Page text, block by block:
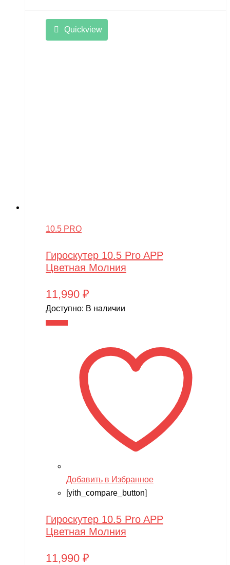
Quickview
10.5 PRO
Гироскутер 10.5 Pro APP
Цветная Молния
11,990 ₽
Доступно: В наличии
Добавить в Избранное
[yith_compare_button]
Гироскутер 10.5 Pro APP
Цветная Молния
11,990 ₽